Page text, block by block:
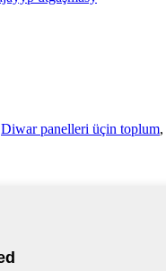
Diwar panelleri üçin toplum,